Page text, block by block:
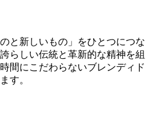
と新しいもの」をひとつにつな
らしい伝統と革新的な精神を組
間にこだわらないブレンディド
す。